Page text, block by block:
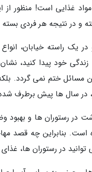
غذایی است! منظور
و در نتیجه هر فردی
یک راسته خیابان، انواع
خود پیدا کنید،
مسائل ختم نمی گردد.
در سال ها پیش برطرف
در رستوران ها و
است. بنابراین چه قصد
در رستوران ها،